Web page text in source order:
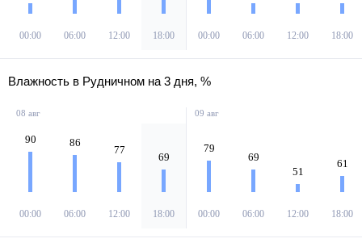
00:00 06:00 12:00 18:00 00:00 06:00 12:00 18:00
Влажность в Рудничном на 3 дня, %
08 авг
90
00:00
86
06:00
77
12:00
69
18:00
09 авг
79
00:00
69
06:00
51
12:00
61
18:00